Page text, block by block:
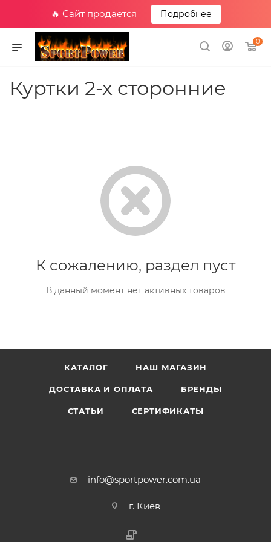
🔥 Сайт продается Подробнее
0
Куртки 2-х сторонние
К сожалению, раздел пуст
В данный момент нет активных товаров
КАТАЛОГ НАШ МАГАЗИН
ДОСТАВКА И ОПЛАТА БРЕНДЫ
СТАТЬИ СЕРТИФИКАТЫ
info@sportpower.com.ua
г. Киев